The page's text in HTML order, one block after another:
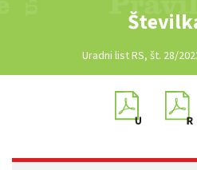
Uradni list RS, št. 28/